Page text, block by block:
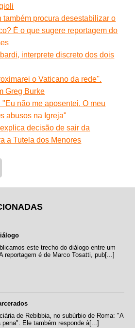
também procura desestabilizar o
É o que sugere reportagem do
interprete discreto dos dois
o Vaticano da rede''.
Greg Burke
"Eu não me aposentei. O meu
abusos na Igreja"
decisão de sair da
a Tutela dos Menores
este trecho do diálogo entre um
reportagem é de Marco Tosatti, pub[...]
de Rebibbia, no subúrbio de Roma: "A
pena". Ele também responde à[...]